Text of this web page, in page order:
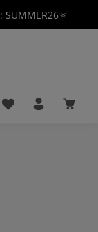
SUMMER26🔅
Du hast 0